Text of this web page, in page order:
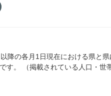
降の各月1日現在における県と
。 （掲載されている人口・世